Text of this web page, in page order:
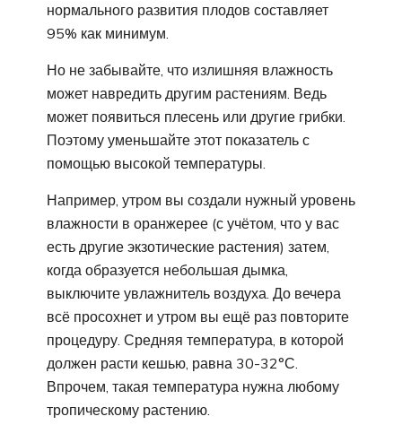
нормального развития плодов составляет
95% как минимум.
Но не забывайте, что излишняя влажность
может навредить другим растениям. Ведь
может появиться плесень или другие грибки.
Поэтому уменьшайте этот показатель с
помощью высокой температуры.
Например, утром вы создали нужный уровень
влажности в оранжерее (с учётом, что у вас
есть другие экзотические растения) затем,
когда образуется небольшая дымка,
выключите увлажнитель воздуха. До вечера
всё просохнет и утром вы ещё раз повторите
процедуру. Средняя температура, в которой
должен расти кешью, равна 30-32°С.
Впрочем, такая температура нужна любому
тропическому растению.